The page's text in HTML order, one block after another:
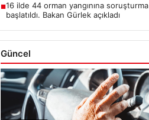
■16 ilde 44 orman yangınına soruşturma
başlatıldı. Bakan Gürlek açıkladı
Güncel